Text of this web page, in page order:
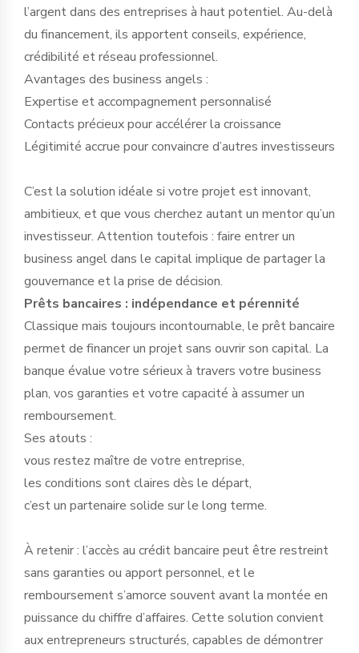
l’argent dans des entreprises à haut potentiel. Au-delà
du financement, ils apportent conseils, expérience,
crédibilité et réseau professionnel.
Avantages des business angels :
Expertise et accompagnement personnalisé
Contacts précieux pour accélérer la croissance
Légitimité accrue pour convaincre d’autres investisseurs
C’est la solution idéale si votre projet est innovant,
ambitieux, et que vous cherchez autant un mentor qu’un
investisseur. Attention toutefois : faire entrer un
business angel dans le capital implique de partager la
gouvernance et la prise de décision.
Prêts bancaires : indépendance et pérennité
Classique mais toujours incontournable, le prêt bancaire
permet de financer un projet sans ouvrir son capital. La
banque évalue votre sérieux à travers votre business
plan, vos garanties et votre capacité à assumer un
remboursement.
Ses atouts :
vous restez maître de votre entreprise,
les conditions sont claires dès le départ,
c’est un partenaire solide sur le long terme.
À retenir : l’accès au crédit bancaire peut être restreint
sans garanties ou apport personnel, et le
remboursement s’amorce souvent avant la montée en
puissance du chiffre d’affaires. Cette solution convient
aux entrepreneurs structurés, capables de démontrer